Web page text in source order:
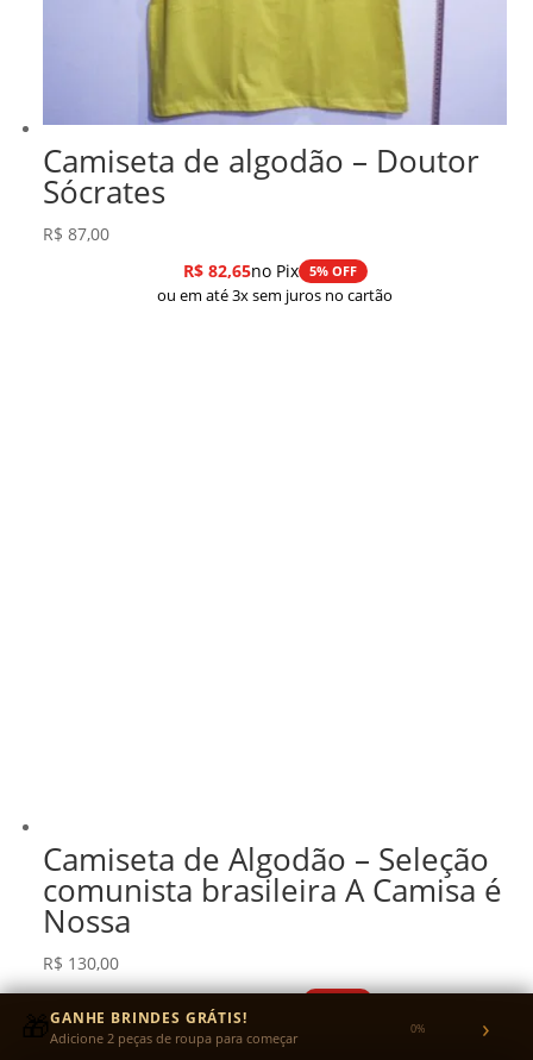
Camiseta de algodão – Doutor
Sócrates
R$ 87,00
R$82,65no Pix 5% OFF
ou em até 3x sem juros no cartão
Camiseta de Algodão – Seleção
comunista brasileira A Camisa é
Nossa
R$ 130,00
R$123,50no Pix 5% OFF
ou em até 3x sem juros no cartão
🎁GANHE BRINDES GRÁTIS!
Adicione 2 peças de roupa para começar 0% ›